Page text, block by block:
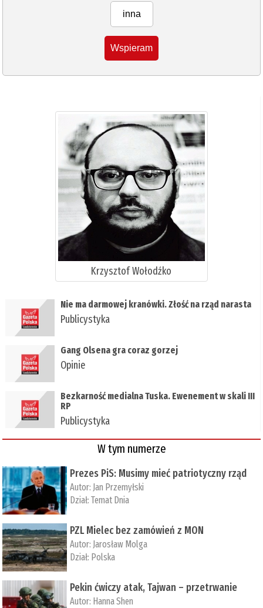
inna
Wspieram
Krzysztof Wołodźko
Nie ma darmowej kranówki. Złość na rząd narasta
Publicystyka
Gang Olsena gra coraz gorzej
Opinie
Bezkarność medialna Tuska. Ewenement w skali III
RP
Publicystyka
W tym numerze
Prezes PiS: Musimy mieć patriotyczny rząd
Autor: Jan Przemyłski
Dział:Temat Dnia
PZL Mielec bez zamówień z MON
Autor: Jarosław Molga
Dział: Polska
Pekin ćwiczy atak, Tajwan – przetrwanie
Autor: ­Hanna Shen